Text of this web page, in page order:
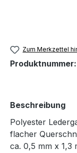
Zum Merkzettel
Produktnummer:
Beschreibung
Polyester
flacher
ca. 0,5 mm x 1,3